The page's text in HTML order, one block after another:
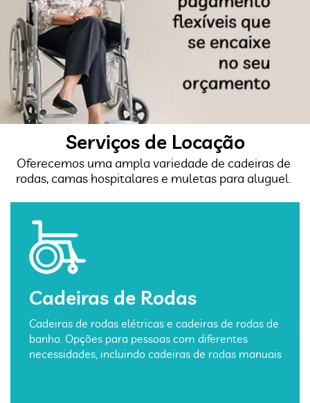
Serviços de Locação
Oferecemos uma ampla variedade de cadeiras de
rodas, camas hospitalares e muletas para aluguel.
Cadeiras de Rodas
Cadeiras de rodas elétricas e cadeiras de rodas de
banho. Opções para pessoas com diferentes
necessidades, incluindo cadeiras de rodas manuais